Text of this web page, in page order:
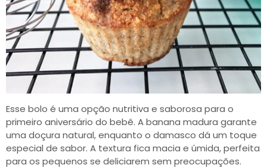
Esse bolo é uma opção nutritiva e saborosa para o
primeiro aniversário do bebê. A banana madura garante
uma doçura natural, enquanto o damasco dá um toque
especial de sabor. A textura fica macia e úmida, perfeita
para os pequenos se deliciarem sem preocupações.